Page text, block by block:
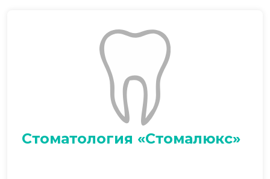
Стоматология «Стомалюкс»